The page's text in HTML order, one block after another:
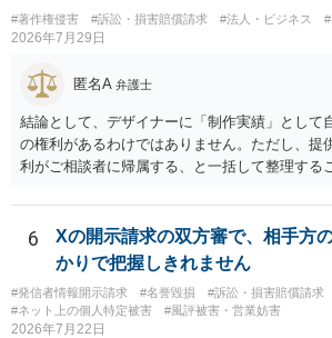
#著作権侵害 #訴訟・損害賠償請求 #法人・ビジネス
2026年7月29日
匿名A 弁護士
結論として、デザイナーに「制作実績」として
の権利があるわけではありません。ただし、提
利がご相談者に帰属する、と一括して整理する
身が著作権者です。 他方、ブランド名、文字
短いキャッチコピー、販売コンセプトなどは、
りません。ただし、ロゴに独自の図形やイラス
は、その表現部分が著作物となる可能性があり
の著作権は撮影者に、肖像に関する権利は被写
（著作権法2条・17条）。 ウェブサイト全体に
6
Xの開示請求の双方審で、相手方
かりで把握しきれません
#発信者情報開示請求 #名誉毀損
#訴訟・損害賠償請求
#ネット上の個人特定被害
#風評被害・営業妨害
2026年7月22日